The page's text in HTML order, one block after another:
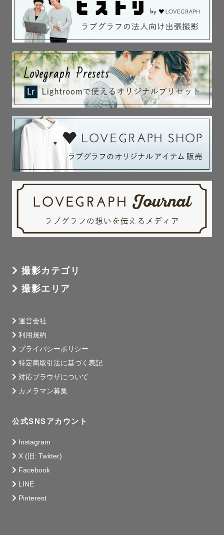
撮影カテゴリ
撮影エリア
運営会社
利用規約
プライバシーポリシー
特定商取引法に基づく表記
対応ブラウザについて
カメラマン募集
公式SNSアカウント
Instagram
X (旧: Twitter)
Facebook
LINE
Pinterest